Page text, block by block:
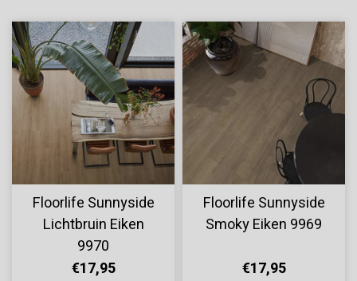
Floorlife Sunnyside
Lichtbruin Eiken
9970
€17,95
Floorlife Sunnyside
Smoky Eiken 9969
€17,95